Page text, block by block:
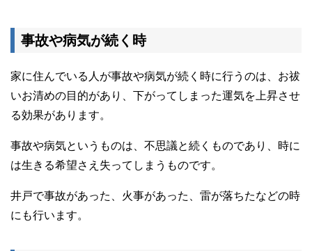
事故や病気が続く時
家に住んでいる人が事故や病気が続く時に行うのは、お祓
いお清めの目的があり、下がってしまった運気を上昇させ
る効果があります。
事故や病気というものは、不思議と続くものであり、時に
は生きる希望さえ失ってしまうものです。
井戸で事故があった、火事があった、雷が落ちたなどの時
にも行います。